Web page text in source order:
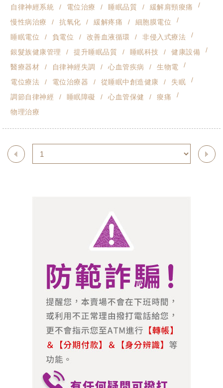
自律神經系統
電位治療 睡眠品質
緩解肩頸痠痛
慢性病治療
抗氧化 緩解疼痛
細胞膜電位
睡眠電位
負電位 改善血液循環
非侵入式療法
銀髮族健康管理
提升睡眠品質 睡眠科技
健康設備
醫療器材
自律神經失調 心血管疾病
生物電
電位療法
電位治療器 從睡眠中創造健康
失眠
調節自律神經
睡眠障礙 心血管保健
痠痛
物理治療